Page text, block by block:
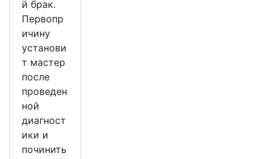
й брак.
Первопр
ичину
установи
т мастер
после
проведен
ной
диагност
ики и
починить